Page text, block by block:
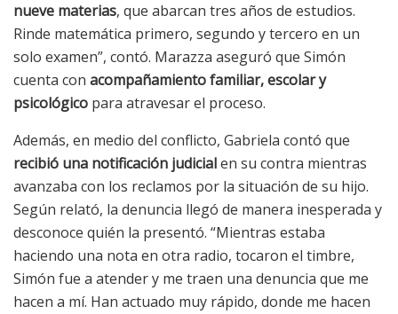
nueve materias, que abarcan tres años de estudios.
Rinde matemática primero, segundo y tercero en un
solo examen”, contó. Marazza aseguró que Simón
cuenta con acompañamiento familiar, escolar y
psicológico para atravesar el proceso.
Además, en medio del conflicto, Gabriela contó que
recibió una notificación judicialen su contra mientras
avanzaba con los reclamos por la situación de su hijo.
Según relató, la denuncia llegó de manera inesperada y
desconoce quién la presentó. “Mientras estaba
haciendo una nota en otra radio, tocaron el timbre,
Simón fue a atender y me traen una denuncia que me
hacen a mí. Han actuado muy rápido, donde me hacen